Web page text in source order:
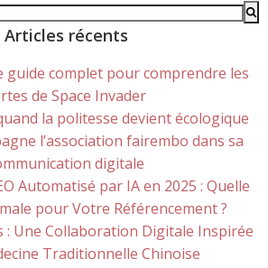
Articles récents
guide complet pour comprendre les
de Space Invader
la politesse devient écologique
l’association fairembo dans sa
digitale
Automatisé par IA en 2025 : Quelle
pour Votre Référencement ?
: Une Collaboration Digitale Inspirée
Traditionnelle Chinoise